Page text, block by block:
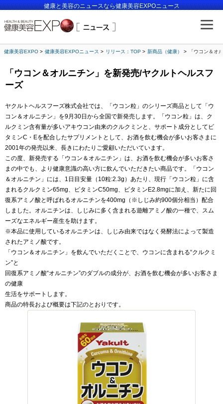
健康と美容のニュースなら健康美容EXPOニュース
健康美容EXPO 健康美容EXPOニュース リリース：TOP 新商品（健康） 「ウコン＆オ
「ウコン＆オルニチン」を新発売/ヤクルトヘルスフ
ーズ
ヤクルトヘルスフーズ株式会社では、「ウコン粒」のシリーズ商品として「ウ
コン＆オルニチン」を9月30日から全国で新発売します。「ウコン粒」は、ク
ルクミン含有量が多いアキウコン由来のクルクミンと、サポート成分としてビ
タミンC・Eを配合したサプリメントとして、お酒を飲む機会が多いお客さまに
2001年の発売以来、長きにわたりご愛顧いただいています。
この度、新発売する「ウコン＆オルニチン」は、お酒を飲む機会が多いお客さ
まの中でも、より健康意識の高い方に飲んでいただきたい商品です。「ウコン
＆オルニチン」には、1日目安量（10粒:2.3g）あたり、現行「ウコン粒」に含
まれるクルクミン65mg、ビタミンC50mg、ビタミンE2.8mgに加え、新たに回
復系アミノ酸と呼ばれるオルニチンを400mg（※しじみ約900個分相当）配合
しました。オルニチンは、しじみに多く含まれる遊離アミノ酸の一種で、スム
ーズなエネルギー産生を助けます。
※本品に使用しているオルニチンは、しじみ由来ではなく発酵法によって製造
されたアミノ酸です。
「ウコン＆オルニチン」を飲んでいただくことで、ウコンに含まれる“クルクミ
ン”と
回復系アミノ酸“オルニチン”のダブルの成分が、お酒を飲む機会が多いお客さま
の健康
生活をサポートします。
商品の特長および概要は下記のとおりです。